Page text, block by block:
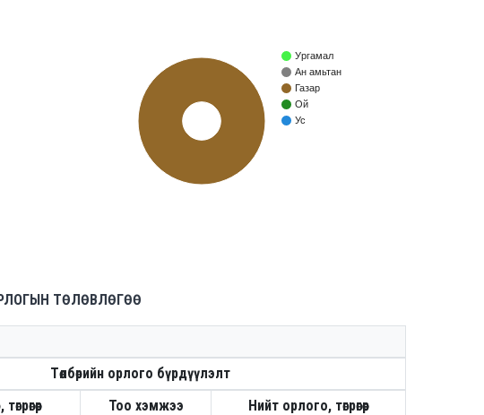
Ургамал
Ан амьтан
Газар
Ой
Ус
ТӨЛӨВЛӨГӨӨ
Төлбөрийн орлого бүрдүүлэлт
Тоо хэмжээ
Нийт орлого, төгрөгөөр